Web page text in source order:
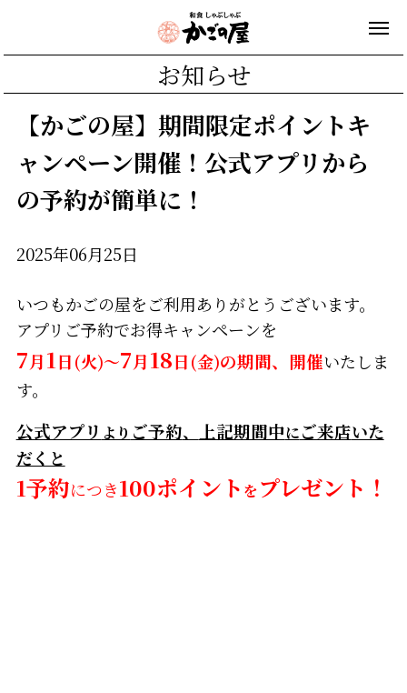
お知らせ
【かごの屋】期間限定ポイントキ
ャンペーン開催！公式アプリから
の予約が簡単に！
2025年06月25日
いつもかごの屋をご利用ありがとうございます。
アプリご予約でお得キャンペーンを
7月1 日(火)～7月18日(金)の期間、開催いたしま
す。
公式アプリ より ご予約、 上記期間中にご来店いた
だくと
1予約につき100ポイント をプレゼント！